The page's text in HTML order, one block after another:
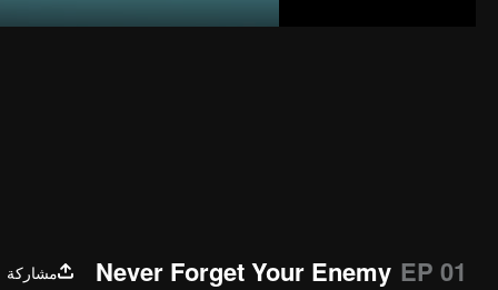
Never Forget Your Enemy EP 01
مشاركة